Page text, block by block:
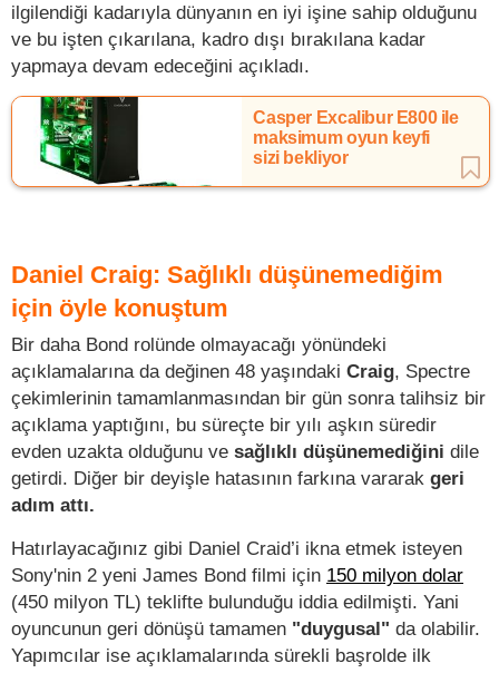
ilgilendiği kadarıyla dünyanın en iyi işine sahip olduğunu
ve bu işten çıkarılana, kadro dışı bırakılana kadar
yapmaya devam edeceğini açıkladı.
Casper Excalibur E800 ile
maksimum oyun keyfi
sizi bekliyor
Daniel Craig: Sağlıklı düşünemediğim
için öyle konuştum
Bir daha Bond rolünde olmayacağı yönündeki
açıklamalarına da değinen 48 yaşındaki Craig, Spectre
çekimlerinin tamamlanmasından bir gün sonra talihsiz bir
açıklama yaptığını, bu süreçte bir yılı aşkın süredir
evden uzakta olduğunu ve sağlıklı düşünemediğini dile
getirdi. Diğer bir deyişle hatasının farkına vararak geri
adım attı.
Hatırlayacağınız gibi Daniel Craid’i ikna etmek isteyen
Sony'nin 2 yeni James Bond filmi için 150 milyon dolar
(450 milyon TL) teklifte bulunduğu iddia edilmişti. Yani
oyuncunun geri dönüşü tamamen "duygusal" da olabilir.
Yapımcılar ise açıklamalarında sürekli başrolde ilk